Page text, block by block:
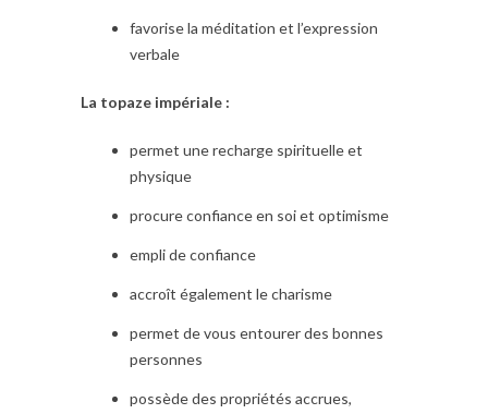
favorise la méditation et l’expression
verbale
La topaze impériale :
permet une recharge spirituelle et
physique
procure confiance en soi et optimisme
empli de confiance
accroît également le charisme
permet de vous entourer des bonnes
personnes
possède des propriétés accrues,